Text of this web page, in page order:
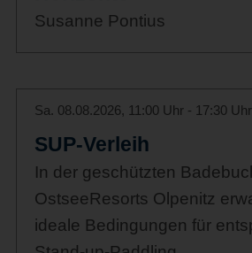
Susanne Pontius
Sa. 08.08.2026, 11:00 Uhr - 17:30 Uhr
SUP-Verleih
In der geschützten
OstseeResorts Olpenitz
ideale Bedingungen für